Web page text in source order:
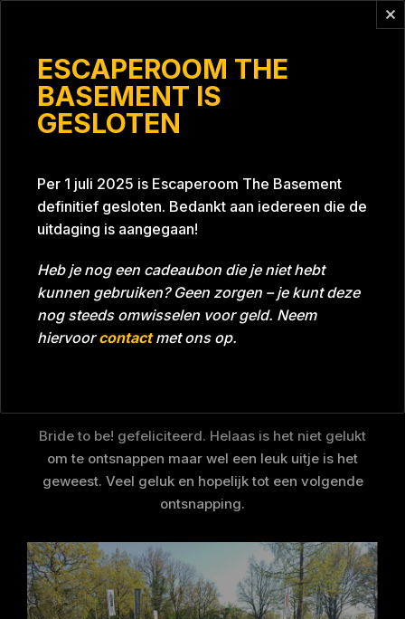
ESCAPEROOM THE
BASEMENT IS
GESLOTEN
Per 1 juli 2025 is Escaperoom The Basement
definitief gesloten. Bedankt aan iedereen die de
uitdaging is aangegaan!
Heb je nog een cadeaubon die je niet hebt
kunnen gebruiken? Geen zorgen – je kunt deze
nog steeds omwisselen voor geld. Neem
hiervoorcontactmet ons op.
Tijd Bijna gehaald Datum 23-04-2022
Room Project Blue 26A8
Bride to be! gefeliciteerd. Helaas is het niet gelukt
om te ontsnappen maar wel een leuk uitje is het
geweest. Veel geluk en hopelijk tot een volgende
ontsnapping.